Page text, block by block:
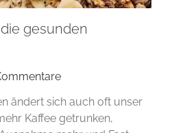
gesunden
ändert sich auch oft unser
Kaffee getrunken,